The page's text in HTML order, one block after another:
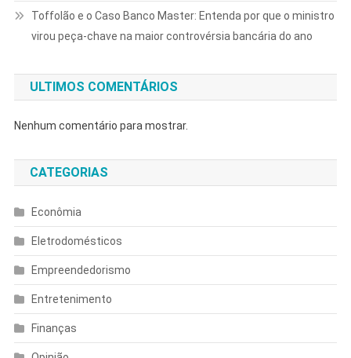
Toffolão e o Caso Banco Master: Entenda por que o ministro
virou peça-chave na maior controvérsia bancária do ano
ULTIMOS COMENTÁRIOS
Nenhum comentário para mostrar.
CATEGORIAS
Econômia
Eletrodomésticos
Empreendedorismo
Entretenimento
Finanças